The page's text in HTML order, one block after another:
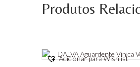
Produtos
Adicionar para Wishlist